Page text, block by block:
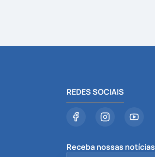
REDES SOCIAIS
Receba nossas notícias